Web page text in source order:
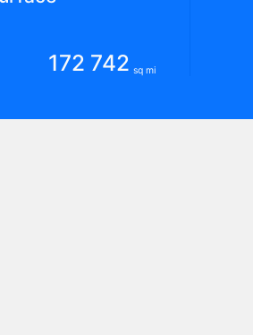
172 742 sq mi